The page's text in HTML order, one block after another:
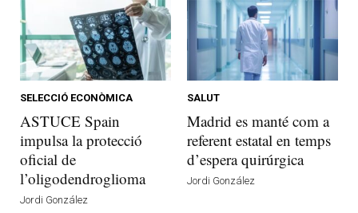
SELECCIÓ ECONÒMICA
ASTUCE Spain
impulsa la protecció
oficial de
l’oligodendroglioma
Jordi González
SALUT
Madrid es manté com a
referent estatal en temps
d’espera quirúrgica
Jordi González